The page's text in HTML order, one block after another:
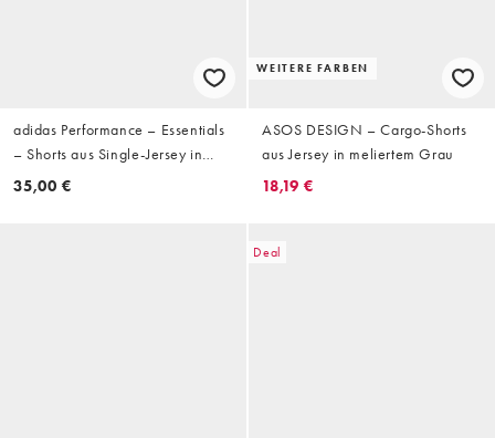
adidas Performance – Essentials
– Shorts aus Single-Jersey in
Schwarz/Weiß mit den 3
35,00 €
WEITERE FARBEN
ASOS DESIGN – Cargo-Shorts
aus Jersey in meliertem Grau
18,19 €
Deal